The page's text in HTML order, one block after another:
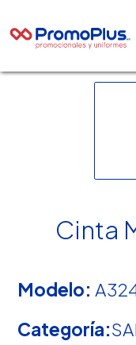
Cinta
Modelo:
Categoría: